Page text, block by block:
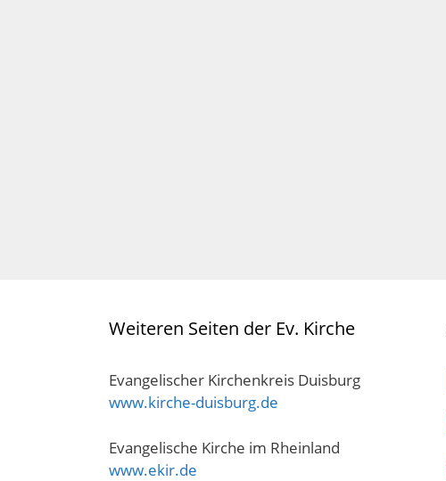
Weiteren Seiten der Ev. Kirche
Evangelischer Kirchenkreis Duisburg
www.kirche-duisburg.de
Evangelische Kirche im Rheinland
www.ekir.de